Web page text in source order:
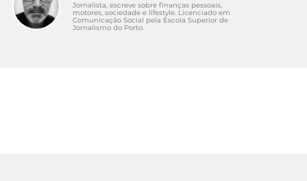
Jornalista, escreve sobre finanças pessoais,
motores, sociedade e lifestyle. Licenciado em
Comunicação Social pela Escola Superior de
Jornalismo do Porto.